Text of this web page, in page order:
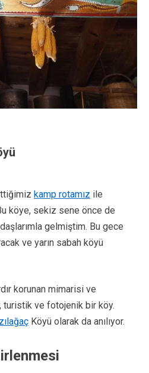
kamp rotamız ile
köye, sekiz sene önce de
gelmiştim. Bu gece
ve yarın sabah köyü
korunan mimarisi ve
ve fotojenik bir köy.
Köyü olarak da anılıyor.